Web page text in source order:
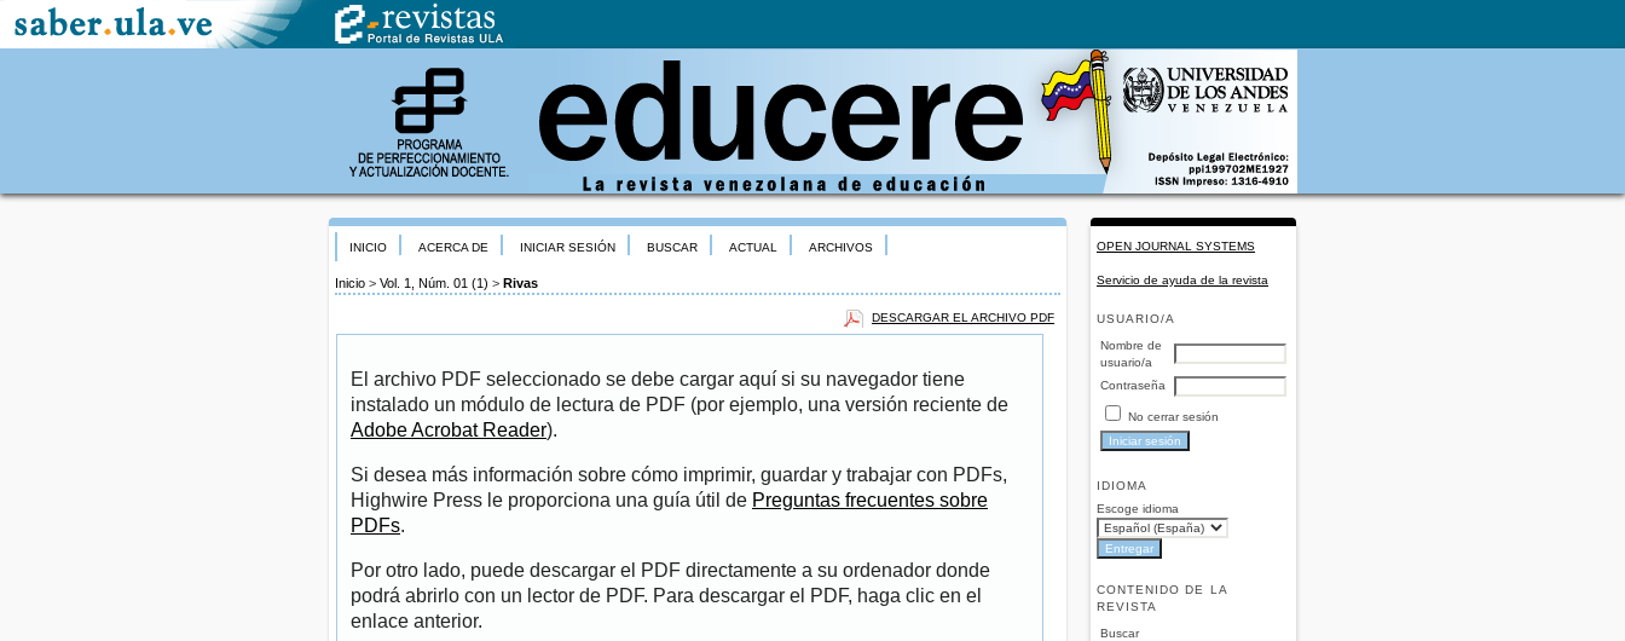
OPEN JOURNAL SYSTEMS
Servicio de ayuda de la revista
USUARIO/A
Nombre de
usuario/a
Contraseña
No cerrar sesión
IDIOMA
Escoge idioma
CONTENIDO DE LA
REVISTA
Buscar
INICIO ACERCA DE INICIAR SESIÓN BUSCAR ACTUAL ARCHIVOS
Inicio > Vol. 1, Núm. 01 (1) > Rivas
DESCARGAR EL ARCHIVO PDF
El archivo PDF seleccionado se debe cargar aquí si su navegador tiene
instalado un módulo de lectura de PDF (por ejemplo, una versión reciente de
Adobe Acrobat Reader).
Si desea más información sobre cómo imprimir, guardar y trabajar con PDFs,
Highwire Press le proporciona una guía útil de Preguntas frecuentes sobre
PDFs.
Por otro lado, puede descargar el PDF directamente a su ordenador donde
podrá abrirlo con un lector de PDF. Para descargar el PDF, haga clic en el
enlace anterior.